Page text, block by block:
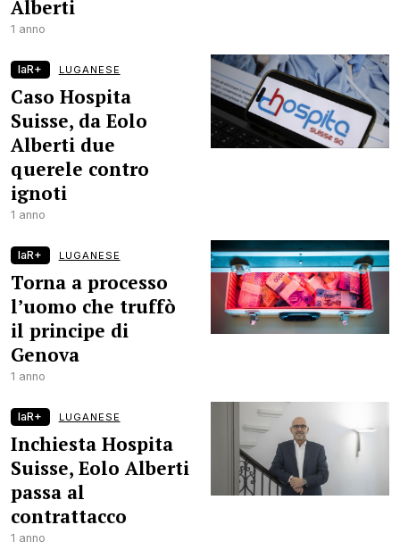
Alberti
1 anno
laR+ LUGANESE
Caso Hospita
Suisse, da Eolo
Alberti due
querele contro
ignoti
1 anno
laR+ LUGANESE
Torna a processo
l’uomo che truffò
il principe di
Genova
1 anno
laR+ LUGANESE
Inchiesta Hospita
Suisse, Eolo Alberti
passa al
contrattacco
1 anno